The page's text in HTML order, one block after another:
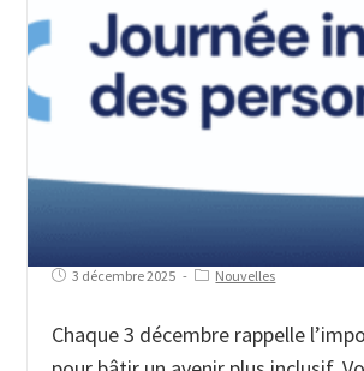
3 décembre 2025 Nouvelles
Chaque 3 décembre rappelle